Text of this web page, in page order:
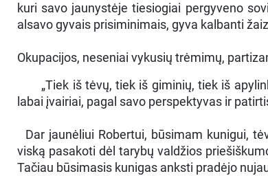
kuri savo jaunystėje tiesiogiai pergyveno
alsavo gyvais prisiminimais, gyva kalbanti
Okupacijos, neseniai vykusių trėmimų,
„Tiek iš tėvų, tiek iš giminių, tiek iš
labai įvairiai, pagal savo perspektyvas ir
Dar jaunėliui Robertui, būsimam kunigui,
viską pasakoti dėl tarybų valdžios
Tačiau būsimasis kunigas anksti pradėjo